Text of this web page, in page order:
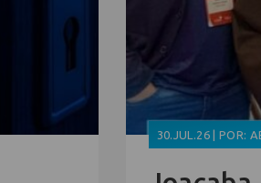
30.JUL.26 | POR: